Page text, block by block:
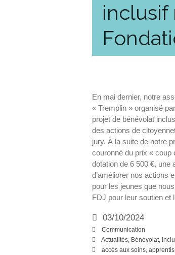
inclusif
En mai dernier, notre
« Tremplin » organisé
projet de bénévolat
des actions de
jury. À la suite de notre
couronné du prix « coup
dotation de 6 500 €, une
d’améliorer nos actions
pour les jeunes que
FDJ pour leur soutien et
03/10/2024
Communication
Actualités, Bénévolat,
accès aux soins,